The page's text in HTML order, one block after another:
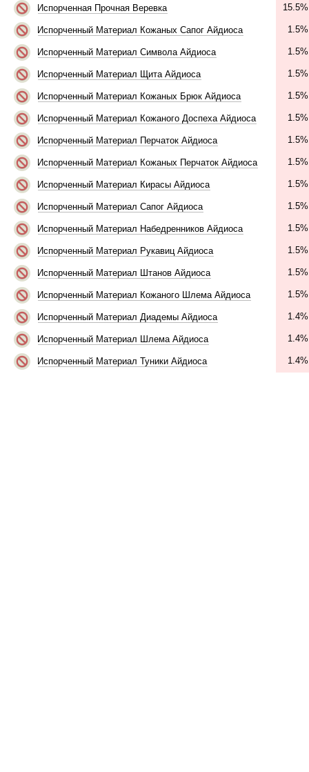
Испорченная Прочная Веревка 15.5%
Испорченный Материал Кожаных Сапог Айдиоса 1.5%
Испорченный Материал Символа Айдиоса 1.5%
Испорченный Материал Щита Айдиоса 1.5%
Испорченный Материал Кожаных Брюк Айдиоса 1.5%
Испорченный Материал Кожаного Доспеха Айдиоса 1.5%
Испорченный Материал Перчаток Айдиоса 1.5%
Испорченный Материал Кожаных Перчаток Айдиоса 1.5%
Испорченный Материал Кирасы Айдиоса 1.5%
Испорченный Материал Сапог Айдиоса 1.5%
Испорченный Материал Набедренников Айдиоса 1.5%
Испорченный Материал Рукавиц Айдиоса 1.5%
Испорченный Материал Штанов Айдиоса 1.5%
Испорченный Материал Кожаного Шлема Айдиоса 1.5%
Испорченный Материал Диадемы Айдиоса 1.4%
Испорченный Материал Шлема Айдиоса 1.4%
Испорченный Материал Туники Айдиоса 1.4%